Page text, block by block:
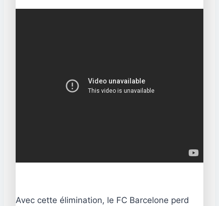
Avec cette élimination, le FC Barcelone perd